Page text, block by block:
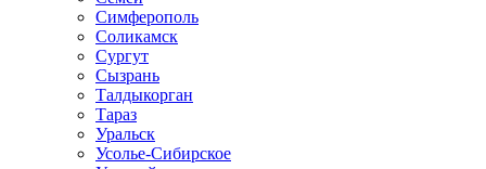
Симферополь
Соликамск
Сургут
Сызрань
Талдыкорган
Тараз
Уральск
Усолье-Сибирское